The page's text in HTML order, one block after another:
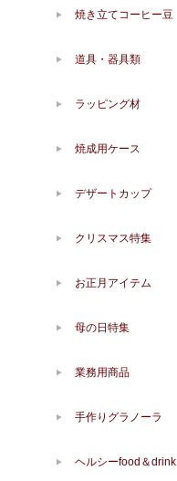
焼き立てコーヒー豆
道具・器具類
ラッピング材
焼成用ケース
デザートカップ
クリスマス特集
お正月アイテム
母の日特集
業務用商品
手作りグラノーラ
ヘルシーfood＆drink